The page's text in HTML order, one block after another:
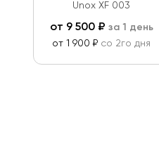
Unox XF 003
от 9 500₽ за 1 день
от 1 900 ₽ со 2го дня